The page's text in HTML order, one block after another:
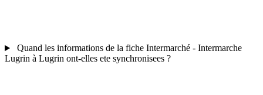
Quand les informations de la fiche Intermarché - Intermarche
Lugrin à Lugrin ont-elles ete synchronisees ?